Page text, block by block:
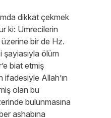
dikkat çekmek
ki: Umrecilerin
üzerine bir de Hz.
şayiasıyla ölüm
biat etmiş
ifadesiyle Allah’ın
olan bu
bulunmasına
ashabına